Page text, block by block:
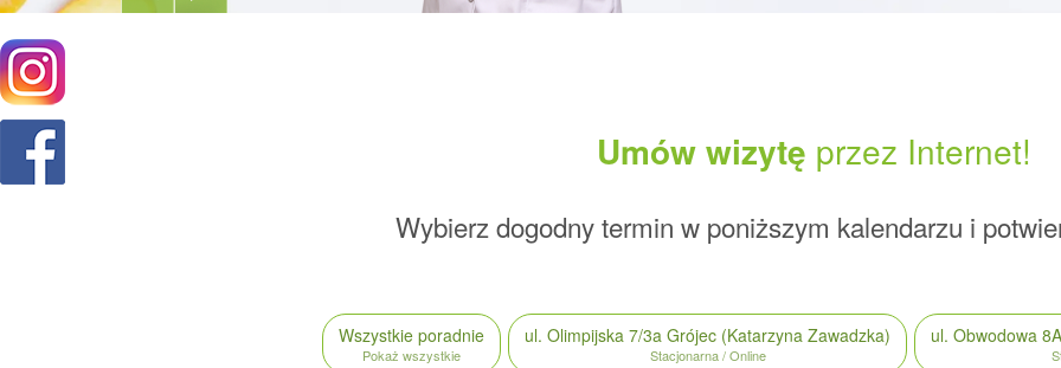
Umów wizytę przez Internet!
Wybierz dogodny termin w poniższym kalendarzu i
Wszystkie poradnie
Pokaż wszystkie
ul. Olimpijska 7/3a Grójec (Katarzyna Zawadzka)
Stacjonarna / Online
ul. Obwodowa 8A